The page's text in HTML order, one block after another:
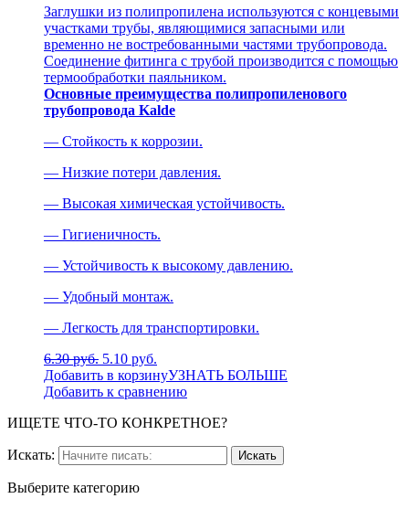
Заглушки из полипропилена используются с концевыми
участками трубы, являющимися запасными или
временно не востребованными частями трубопровода.
Соединение фитинга с трубой производится с помощью
термообработки паяльником.
Основные преимущества полипропиленового
трубопровода Kalde
— Стойкость к коррозии.
— Низкие потери давления.
— Высокая химическая устойчивость.
— Гигиеничность.
— Устойчивость к высокому давлению.
— Удобный монтаж.
— Легкость для транспортировки.
6.30 руб. 5.10 руб.
Добавить в корзинуУЗНАТЬ БОЛЬШЕ
Добавить к сравнению
ИЩЕТЕ ЧТО-ТО КОНКРЕТНОЕ?
Искать:
Выберите категорию